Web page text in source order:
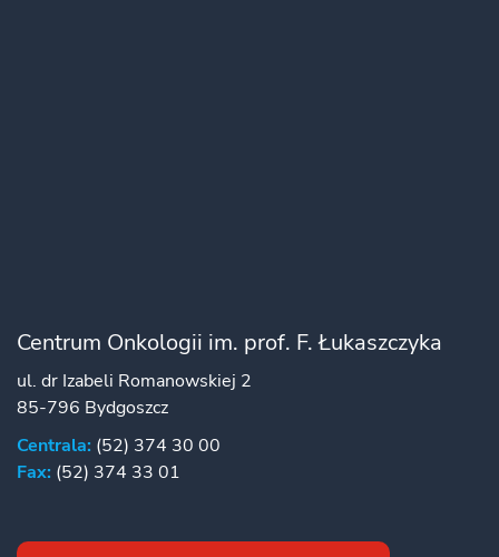
Centrum Onkologii im. prof. F. Łukaszczyka
ul. dr Izabeli Romanowskiej 2
85-796 Bydgoszcz
Centrala: (52) 374 30 00
Fax: (52) 374 33 01